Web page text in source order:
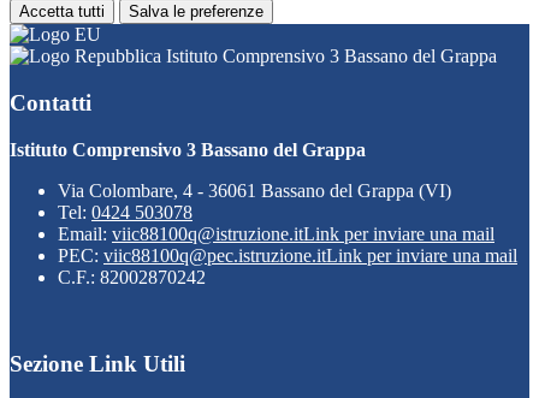
Accetta tutti Salva le preferenze
Istituto Comprensivo 3 Bassano del Grappa
Contatti
Istituto Comprensivo 3 Bassano del Grappa
Via Colombare, 4 - 36061 Bassano del Grappa (VI)
Tel: 0424 503078
Email: viic88100q@istruzione.itLink per inviare una mail
PEC: viic88100q@pec.istruzione.itLink per inviare una mail
C.F.: 82002870242
Sezione Link Utili